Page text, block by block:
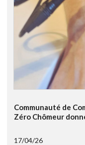
Communauté de
Zéro Chômeur
17/04/26